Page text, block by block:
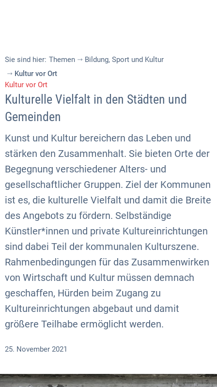
Sie sind hier: Themen
Bildung, Sport und Kultur
Kultur vor Ort
Kultur vor Ort
Kulturelle Vielfalt in den Städten und
Gemeinden
Kunst und Kultur bereichern das Leben und
stärken den Zusammenhalt. Sie bieten Orte der
Begegnung verschiedener Alters- und
gesellschaftlicher Gruppen. Ziel der Kommunen
ist es, die kulturelle Vielfalt und damit die Breite
des Angebots zu fördern. Selbständige
Künstler*innen und private Kultureinrichtungen
sind dabei Teil der kommunalen Kulturszene.
Rahmenbedingungen für das Zusammenwirken
von Wirtschaft und Kultur müssen demnach
geschaffen, Hürden beim Zugang zu
Kultureinrichtungen abgebaut und damit
größere Teilhabe ermöglicht werden.
25. November 2021